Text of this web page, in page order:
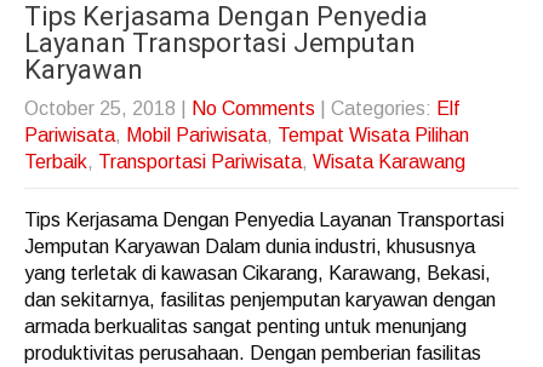
Tips Kerjasama Dengan Penyedia
Layanan Transportasi Jemputan
Karyawan
October 25, 2018 No Comments | Categories: Elf
Pariwisata, Mobil Pariwisata, Tempat Wisata Pilihan
Terbaik, Transportasi Pariwisata, Wisata Karawang
Tips Kerjasama Dengan Penyedia Layanan Transportasi
Jemputan Karyawan Dalam dunia industri, khususnya
yang terletak di kawasan Cikarang, Karawang, Bekasi,
dan sekitarnya, fasilitas penjemputan karyawan dengan
armada berkualitas sangat penting untuk menunjang
produktivitas perusahaan. Dengan pemberian fasilitas